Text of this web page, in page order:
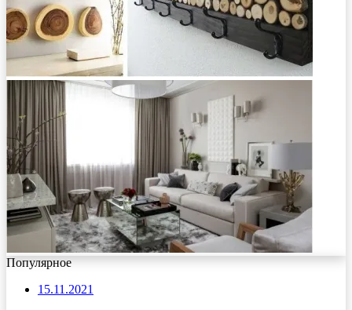
Популярное
15.11.2021